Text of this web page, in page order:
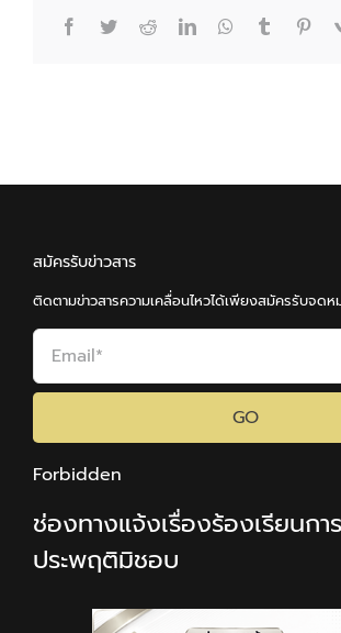
Facebook
TwitterRedditLinkedInWhatsApp
Tumblr
สมัครรับข่าวสาร
ติดตามข่าวสารความเคลื่อนไหวได้เพียงสมัครรับจดห
GO
Forbidden
ช่องทางแจ้งเรื่องร้องเรียนกา
ประพฤติมิชอบ